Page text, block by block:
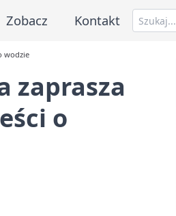
Zobacz Kontakt
wodzie
zaprasza
o